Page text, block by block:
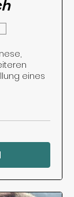
eines